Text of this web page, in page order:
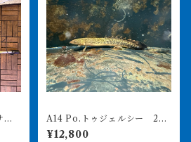
ン
A14 Po.トゥジェルシー 20
㎝前後
¥12,800